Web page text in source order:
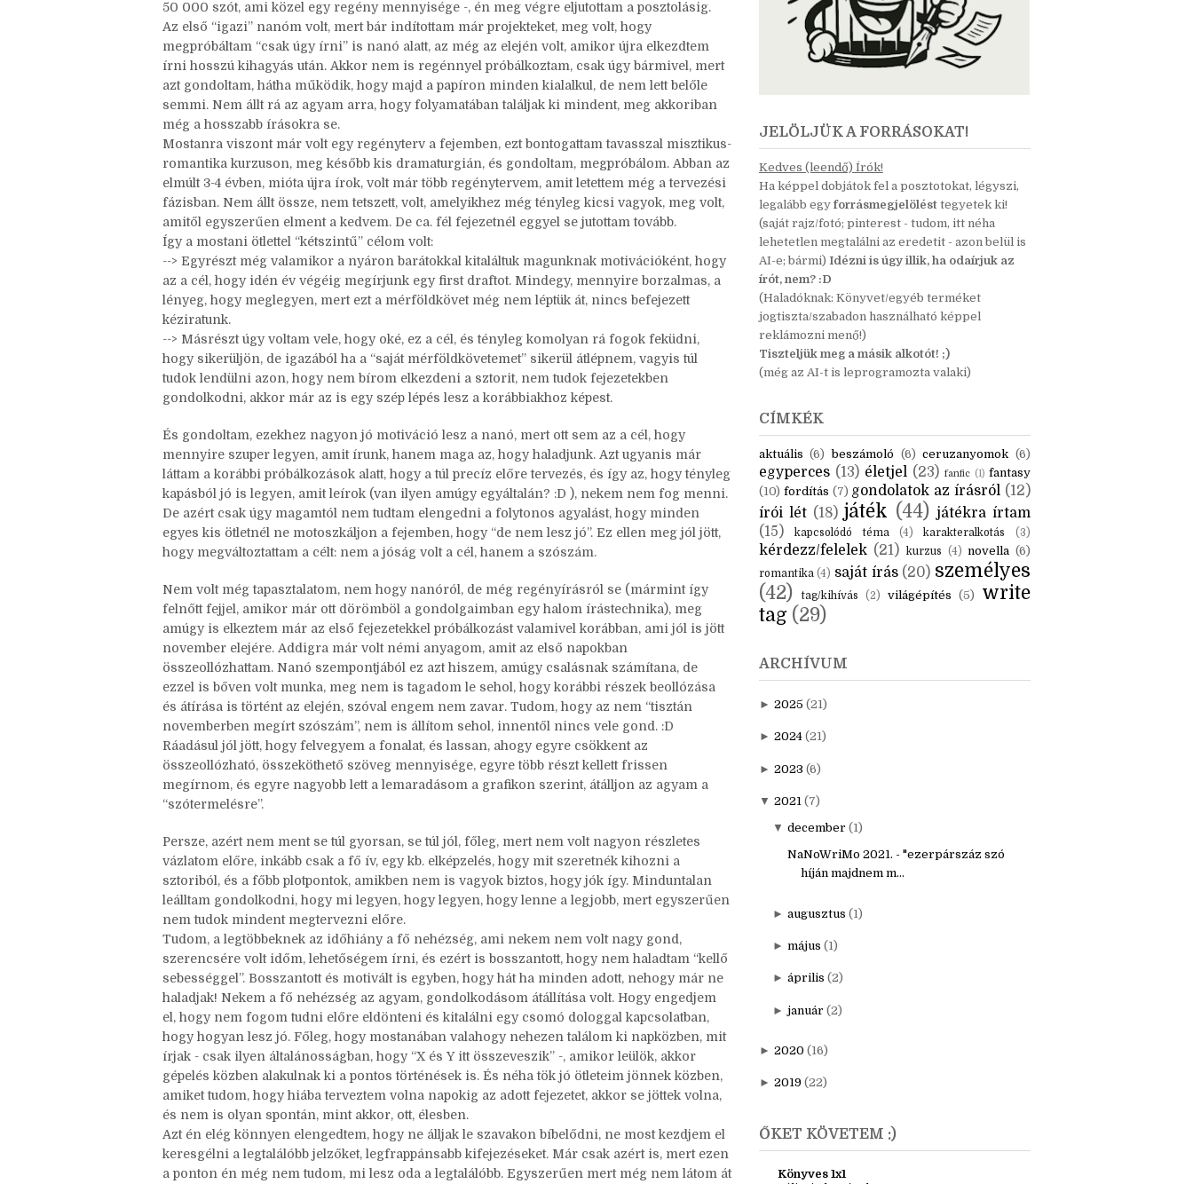
újságolom: Ezerpárszáz szó híján majdnem meglett a fele! :D
Már bő egy hete véget ért a november, és így a NaNoWrimo kihívás is - egy hónap alatt írni
50 000 szót, ami közel egy regény mennyisége -, én meg végre eljutottam a posztolásig.
Az első “igazi” nanóm volt, mert bár indítottam már projekteket, meg volt, hogy
megpróbáltam “csak úgy írni” is nanó alatt, az még az elején volt, amikor újra elkezdtem
írni hosszú kihagyás után. Akkor nem is regénnyel próbálkoztam, csak úgy bármivel, mert
azt gondoltam, hátha működik, hogy majd a papíron minden kialalkul, de nem lett belőle
semmi. Nem állt rá az agyam arra, hogy folyamatában találjak ki mindent, meg akkoriban
még a hosszabb írásokra se.
Mostanra viszont már volt egy regényterv a fejemben, ezt bontogattam tavasszal misztikus-
romantika kurzuson, meg később kis dramaturgián, és gondoltam, megpróbálom. Abban az
elmúlt 3-4 évben, mióta újra írok, volt már több regénytervem, amit letettem még a tervezési
fázisban. Nem állt össze, nem tetszett, volt, amelyikhez még tényleg kicsi vagyok, meg volt,
amitől egyszerűen elment a kedvem. De ca. fél fejezetnél eggyel se jutottam tovább.
Így a mostani ötlettel “kétszintű” célom volt:
--> Egyrészt még valamikor a nyáron barátokkal kitaláltuk magunknak motivációként, hogy
az a cél, hogy idén év végéig megírjunk egy first draftot. Mindegy, mennyire borzalmas, a
lényeg, hogy meglegyen, mert ezt a mérföldkövet még nem léptük át, nincs befejezett
kéziratunk.
--> Másrészt úgy voltam vele, hogy oké, ez a cél, és tényleg komolyan rá fogok feküdni,
tudok lendülni azon, hogy nem bírom elkezdeni a sztorit, nem tudok fejezetekben
gondolkodni, akkor már az is egy szép lépés lesz a korábbiakhoz képest.
És gondoltam, ezekhez nagyon jó motiváció lesz a nanó, mert ott sem az a cél, hogy
mennyire szuper legyen, amit írunk, hanem maga az, hogy haladjunk. Azt ugyanis már
láttam a korábbi próbálkozások alatt, hogy a túl precíz előre tervezés, és így az, hogy tényleg
kapásból jó is legyen, amit leírok (van ilyen amúgy egyáltalán? :D ), nekem nem fog menni.
egyes kis ötletnél ne motoszkáljon a fejemben, hogy “de nem lesz jó”. Ez ellen meg jól jött,
hogy megváltoztattam a célt: nem a jóság volt a cél, hanem a szószám.
Nem volt még tapasztalatom, nem hogy nanóról, de még regényírásról se (mármint így
felnőtt fejjel, amikor már ott dörömböl a gondolgaimban egy halom írástechnika), meg
amúgy is elkeztem már az első fejezetekkel próbálkozást valamivel korábban, ami jól is jött
november elejére. Addigra már volt némi anyagom, amit az első napokban
összeollózhattam. Nanó szempontjából ez azt hiszem, amúgy csalásnak számítana, de
ezzel is bőven volt munka, meg nem is tagadom le sehol, hogy korábbi részek beollózása
és átírása is történt az elején, szóval engem nem zavar. Tudom, hogy az nem “tisztán
novemberben megírt szószám”, nem is állítom sehol, innentől nincs vele gond. :D
Ráadásul jól jött, hogy felvegyem a fonalat, és lassan, ahogy egyre csökkent az
megírnom, és egyre nagyobb lett a lemaradásom a grafikon szerint, átálljon az agyam a
“szótermelésre”.
Persze, azért nem ment se túl gyorsan, se túl jól, főleg, mert nem volt nagyon részletes
vázlatom előre, inkább csak a fő ív, egy kb. elképzelés, hogy mit szeretnék kihozni a
sztoriból, és a főbb plotpontok, amikben nem is vagyok biztos, hogy jók így. Minduntalan
leálltam gondolkodni, hogy mi legyen, hogy legyen, hogy lenne a legjobb, mert egyszerűen
nem tudok mindent megtervezni előre.
Tudom, a legtöbbeknek az időhiány a fő nehézség, ami nekem nem volt nagy gond,
szerencsére volt időm, lehetőségem írni, és ezért is bosszantott, hogy nem haladtam “kellő
sebességgel”. Bosszantott és motivált is egyben, hogy hát ha minden adott, nehogy már ne
haladjak! Nekem a fő nehézség az agyam, gondolkodásom átállítása volt. Hogy engedjem
el, hogy nem fogom tudni előre eldönteni és kitalálni egy csomó dologgal kapcsolatban,
hogy hogyan lesz jó. Főleg, hogy mostanában valahogy nehezen találom ki napközben, mit
írjak - csak ilyen általánosságban, hogy “X és Y itt összeveszik” -, amikor leülök, akkor
gépelés közben alakulnak ki a pontos történések is. És néha tök jó ötleteim jönnek közben,
amiket tudom, hogy hiába terveztem volna napokig az adott fejezetet, akkor se jöttek volna,
és nem is olyan spontán, mint akkor, ott, élesben.
JELÖLJÜK A FORRÁSOKAT!
Kedves (leendő) Írók!
Ha képpel dobjátok fel a posztotokat, légyszi,
legalább egyforrásmegjelölésttegyetek ki!
(saját rajz/fotó; pinterest - tudom, itt néha
lehetetlen megtalálni az eredetit - azon belül is
AI-e; bármi)Idézni is úgy illik, ha odaírjuk az
írót, nem? :D
(Haladóknak: Könyvet/egyéb terméket
jogtiszta/szabadon használható képpel
Tiszteljük meg a másik alkotót! ;)
CÍMKÉK
aktuális (6) beszámoló (6) ceruzanyomok (6)
egyperces (13) életjel (23) fanfic (1) fantasy
(10) fordítás (7) gondolatok az írásról (12)
írói lét
(18) játék (44) játékra írtam
(15)
kapcsolódó téma (4) karakteralkotás (3)
kérdezz/felelek
tag/kihívás
tag (29)
► 2025 (21)
► 2024 (21)
2023 (6)
2021 (7)
NaNoWriMo 2021. - "ezerpárszáz szó
► augusztus
► május (1)
►2019 (22)